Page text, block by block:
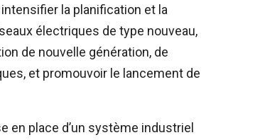
la planification et la
électriques de type nouveau,
de nouvelle génération, de
et promouvoir le lancement de
en place d’un système industriel